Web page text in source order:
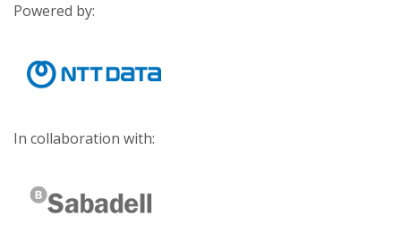
Powered by:
In collaboration with: